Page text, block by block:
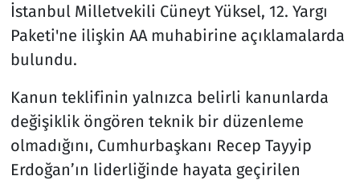
İstanbul Milletvekili Cüneyt Yüksel, 12. Yargı
Paketi'ne ilişkin AA muhabirine açıklamalarda
bulundu.
Kanun teklifinin yalnızca belirli kanunlarda
değişiklik öngören teknik bir düzenleme
olmadığını, Cumhurbaşkanı Recep Tayyip
Erdoğan’ın liderliğinde hayata geçirilen
Televizyon